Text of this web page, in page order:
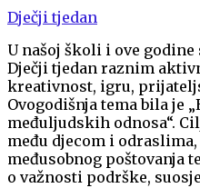
Dječji tjedan
U našoj školi i ove
Dječji tjedan raznim
kreativnost, igru,
Ovogodišnja tema bila je
međuljudskih odnosa“.
među djecom i
međusobnog poštovanja
o važnosti podrške,